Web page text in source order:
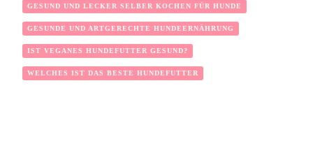
GESUND UND LECKER SELBER KOCHEN FÜR HUNDE
GESUNDE UND ARTGERECHTE HUNDEERNÄHRUNG
IST VEGANES HUNDEFUTTER GESUND?
WELCHES IST DAS BESTE HUNDEFUTTER